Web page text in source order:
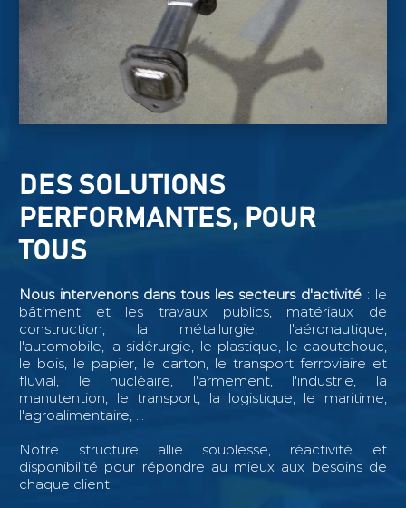
DES SOLUTIONS
PERFORMANTES, POUR
TOUS
Nous intervenons dans tous les secteurs d'activité: le
bâtiment et les travaux publics, matériaux de
construction, la métallurgie, l'aéronautique,
l'automobile, la sidérurgie, le plastique, le caoutchouc,
le bois, le papier, le carton, le transport ferroviaire et
fluvial, le nucléaire, l'armement, l'industrie, la
manutention, le transport, la logistique, le maritime,
l'agroalimentaire, ...
Notre structure allie souplesse, réactivité et
disponibilité pour répondre au mieux aux besoins de
chaque client.